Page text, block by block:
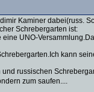
Kaminer dabei(russ.
Schrebergarten ist:
UNO-
kann
russischen
zum saufen....